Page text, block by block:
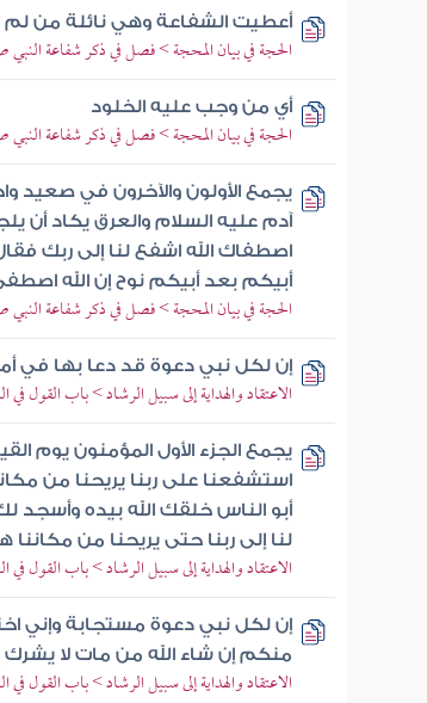
أعطيت الشفاعة وهي نائلة من لم
الحجة في بيان المحجة > فصل في ذكر شفاعة النبي
أي من وجب عليه الخلود
الحجة في بيان المحجة > فصل في ذكر شفاعة النبي
يجمع الأولون والآخرون في صعيد
آدم عليه السلام والعرق يكاد أن
اصطفاك الله اشفع لنا إلى ربك
أبيكم بعد أبيكم نوح إن الله
الحجة في بيان المحجة > فصل في ذكر شفاعة النبي
إن لكل نبي دعوة قد دعا بها في
الاعتقاد والهداية إلى سبيل الرشاد > باب القول
يجمع الجزء الأول المؤمنون يوم
استشفعنا على ربنا يريحنا من
أبو الناس خلقك الله بيده
لنا إلى ربنا حتى يريحنا من
الاعتقاد والهداية إلى سبيل الرشاد > باب القول
إن لكل نبي دعوة مستجابة وإني
منكم إن شاء الله من مات لا يشرك
الاعتقاد والهداية إلى سبيل الرشاد > باب القول